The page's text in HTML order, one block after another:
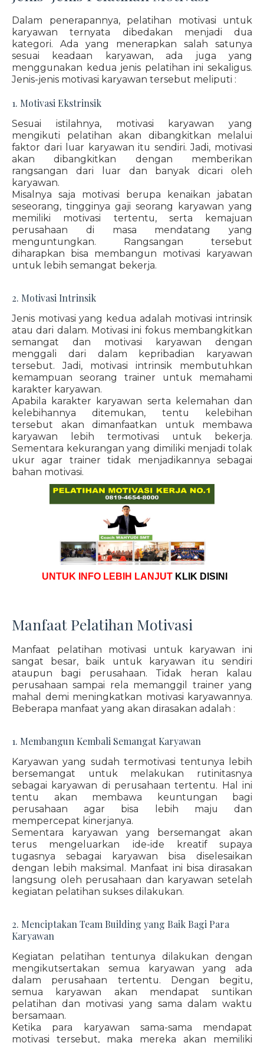
Dalam penerapannya, pelatihan motivasi untuk
karyawan ternyata dibedakan menjadi dua
kategori. Ada yang menerapkan salah satunya
sesuai keadaan karyawan, ada juga yang
menggunakan kedua jenis pelatihan ini sekaligus.
Jenis-jenis motivasi karyawan tersebut meliputi :
1. Motivasi Ekstrinsik
Sesuai istilahnya, motivasi karyawan yang
mengikuti pelatihan akan dibangkitkan melalui
faktor dari luar karyawan itu sendiri. Jadi, motivasi
akan dibangkitkan dengan memberikan
rangsangan dari luar dan banyak dicari oleh
karyawan.
Misalnya saja motivasi berupa kenaikan jabatan
seseorang, tingginya gaji seorang karyawan yang
memiliki motivasi tertentu, serta kemajuan
perusahaan di masa mendatang yang
menguntungkan. Rangsangan tersebut
diharapkan bisa membangun motivasi karyawan
untuk lebih semangat bekerja.
2. Motivasi Intrinsik
Jenis motivasi yang kedua adalah motivasi intrinsik
atau dari dalam. Motivasi ini fokus membangkitkan
semangat dan motivasi karyawan dengan
menggali dari dalam kepribadian karyawan
tersebut. Jadi, motivasi intrinsik membutuhkan
kemampuan seorang trainer untuk memahami
karakter karyawan.
Apabila karakter karyawan serta kelemahan dan
kelebihannya ditemukan, tentu kelebihan
tersebut akan dimanfaatkan untuk membawa
karyawan lebih termotivasi untuk bekerja.
Sementara kekurangan yang dimiliki menjadi tolak
ukur agar trainer tidak menjadikannya sebagai
bahan motivasi.
UNTUK INFO LEBIH LANJUT KLIK DISINI
Manfaat Pelatihan Motivasi
Manfaat pelatihan motivasi untuk karyawan ini
sangat besar, baik untuk karyawan itu sendiri
ataupun bagi perusahaan. Tidak heran kalau
perusahaan sampai rela memanggil trainer yang
mahal demi meningkatkan motivasi karyawannya.
Beberapa manfaat yang akan dirasakan adalah :
1. Membangun Kembali Semangat Karyawan
Karyawan yang sudah termotivasi tentunya lebih
bersemangat untuk melakukan rutinitasnya
sebagai karyawan di perusahaan tertentu. Hal ini
tentu akan membawa keuntungan bagi
perusahaan agar bisa lebih maju dan
mempercepat kinerjanya.
Sementara karyawan yang bersemangat akan
terus mengeluarkan ide-ide kreatif supaya
tugasnya sebagai karyawan bisa diselesaikan
dengan lebih maksimal. Manfaat ini bisa dirasakan
langsung oleh perusahaan dan karyawan setelah
kegiatan pelatihan sukses dilakukan.
2. Menciptakan Team Building yang Baik Bagi Para
Karyawan
Kegiatan pelatihan tentunya dilakukan dengan
mengikutsertakan semua karyawan yang ada
dalam perusahaan tertentu. Dengan begitu,
semua karyawan akan mendapat suntikan
pelatihan dan motivasi yang sama dalam waktu
bersamaan.
Ketika para karyawan sama-sama mendapat
motivasi tersebut, maka mereka akan memiliki